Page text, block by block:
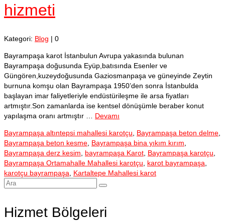
hizmeti
Kategori: Blog | 0
Bayrampaşa karot İstanbulun Avrupa yakasında bulunan
Bayrampaşa doğusunda Eyüp,batısında Esenler ve
Güngören,kuzeydoğusunda Gaziosmanpaşa ve güneyinde Zeytin
burnuna komşu olan Bayrampaşa 1950’den sonra İstanbulda
başlayan imar faliyetleriyle endüstürileşme ile arsa fiyatları
artmıştır.Son zamanlarda ise kentsel dönüşümle beraber konut
yapılaşma oranı artmıştır … Devamı
Bayrampaşa altıntepsi mahallesi karotçu Bayrampaşa beton delme
Bayrampaşa beton kesme Bayrampaşa bina yıkım kırım
Bayrampaşa derz kesim
bayrampaşa Karot Bayrampaşa karotçu
Bayrampaşa Ortamahalle Mahallesi karotçu
karot bayrampaşa
karotçu bayrampaşa
Kartaltepe Mahallesi karot
Şunu
Hizmet Bölgeleri